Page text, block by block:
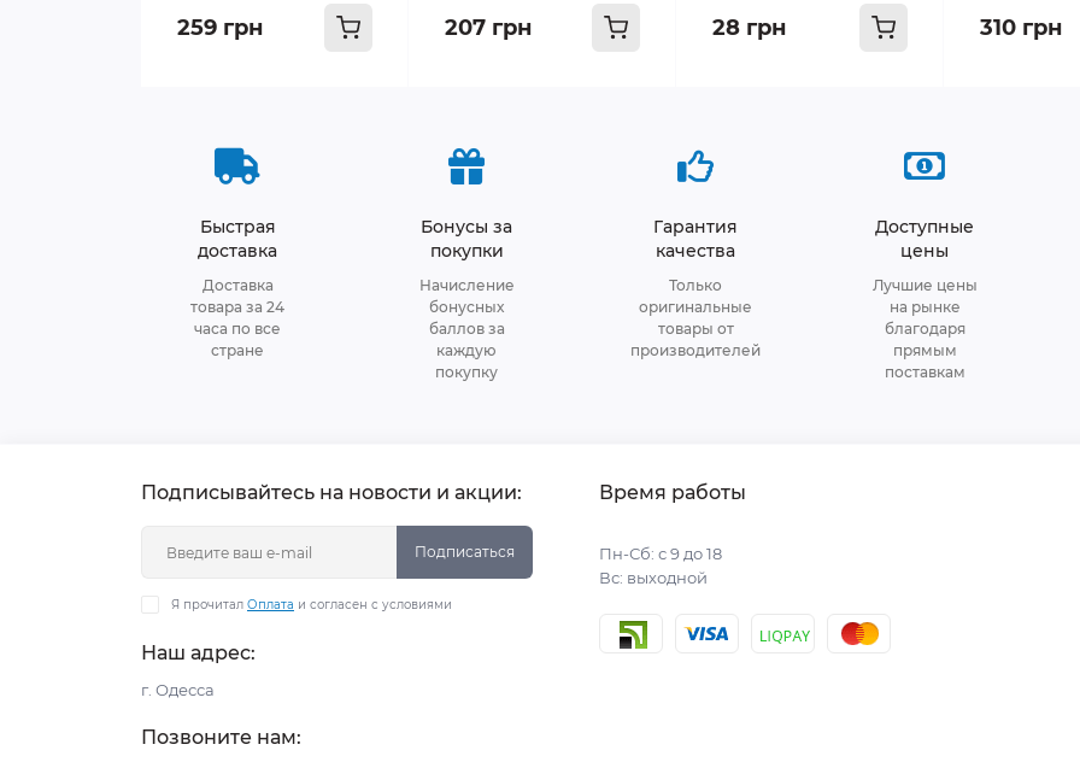
259 грн 207 грн 28 грн 310 грн
Быстрая
доставка
Доставка
товара за 24
часа по все
стране
Бонусы за
покупки
Начисление
бонусных
баллов за
каждую
покупку
Гарантия
качества
Только
оригинальные
товары от
производителей
Доступные
цены
Лучшие цены
на рынке
благодаря
прямым
поставкам
Подписывайтесь на новости и акции:
Подписаться
Я прочитал Оплата и согласен с условиями
Наш адрес:
г. Одесса
Позвоните нам:
Время работы
Пн-Сб: с 9 до 18
Вс: выходной